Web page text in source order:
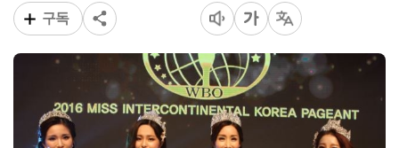
구독